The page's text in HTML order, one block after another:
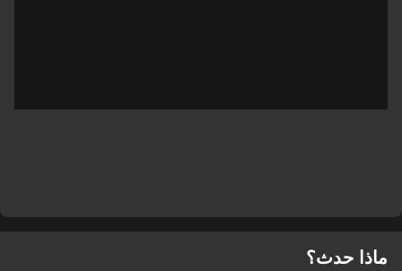
ماذا حدث؟